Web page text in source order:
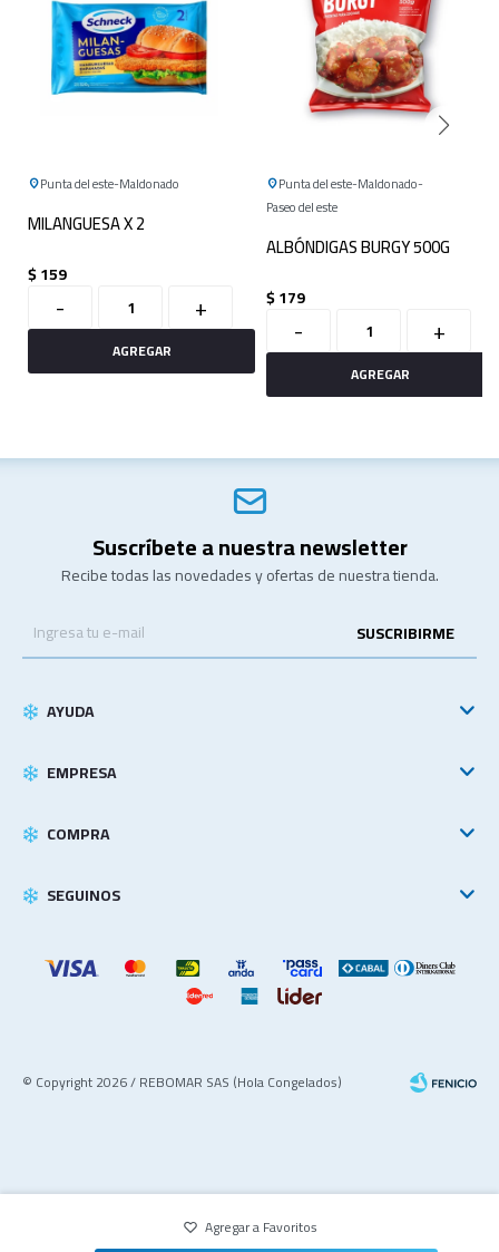
Punta del este Maldonado
MILANGUESA X 2
$159
- +
Punta del este Maldonado
Paseo del este
ALBÓNDIGAS BURGY 500G
$179
- +
Suscríbete a nuestra newsletter
Recibe todas las novedades y ofertas de nuestra tienda.
SUSCRIBIRME
AYUDA
EMPRESA
COMPRA
SEGUINOS
© Copyright 2026 / REBOMAR SAS (Hola Congelados)